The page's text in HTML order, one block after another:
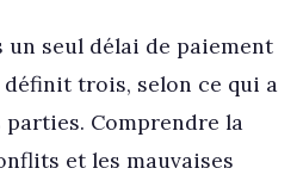
un seul délai de paiement
définit trois, selon ce qui a
Comprendre la
et les mauvaises